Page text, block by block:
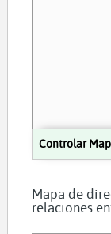
Controlar
Mapa de
relaciones